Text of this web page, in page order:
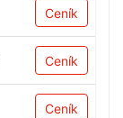
Ceník
Ceník
Ceník